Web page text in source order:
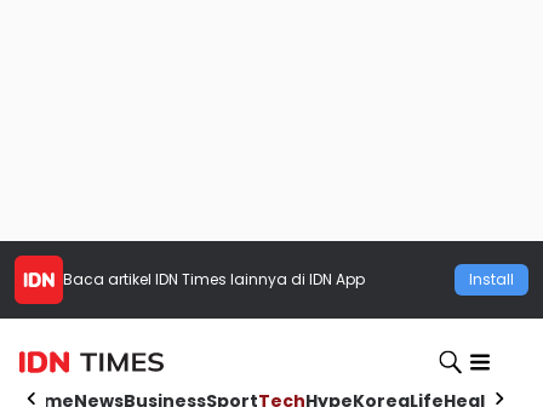
Baca artikel IDN Times lainnya di IDN App Install
HomeNewsBusinessSportTechHypeKoreaLifeHealth